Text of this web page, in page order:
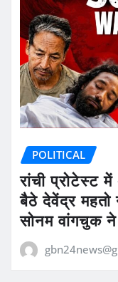
POLITICAL
रांची प्रोटेस्ट
बैठे देवेंद्र
सोनम वांगचुक ने